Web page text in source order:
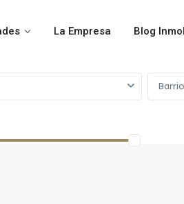
La Empresa Blog
Barrio